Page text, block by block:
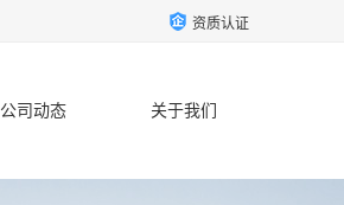
资质认证
公司动态 关于我们